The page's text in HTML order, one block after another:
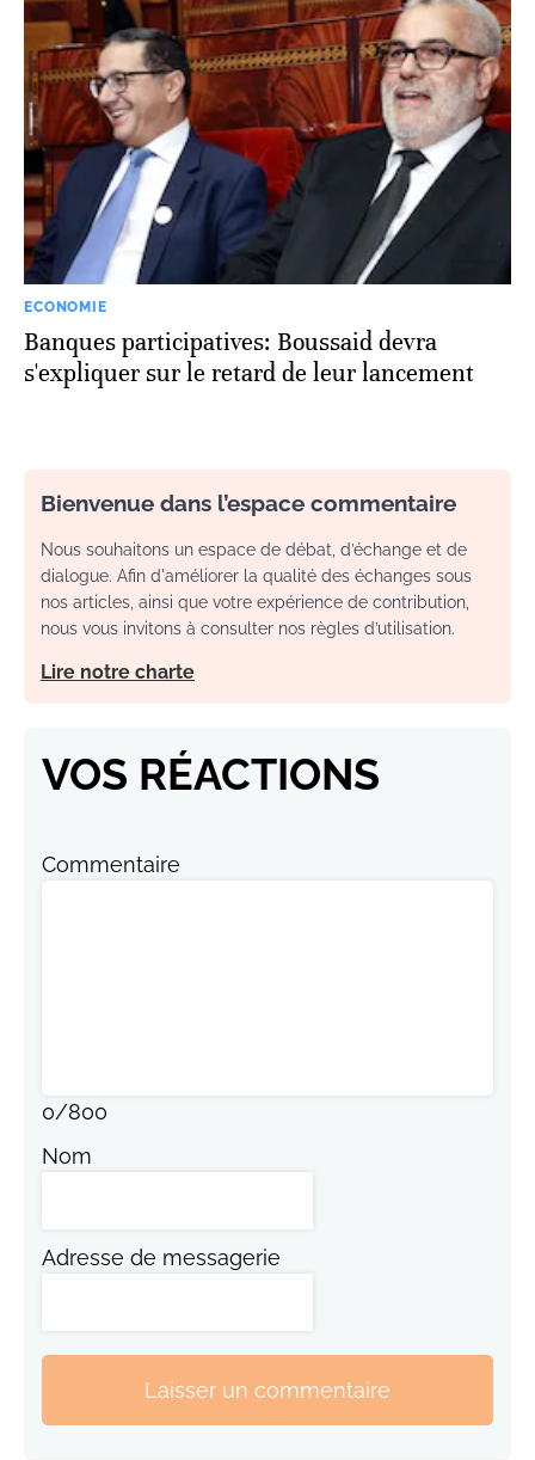
ECONOMIE
Banques participatives: Boussaid devra
s'expliquer sur le retard de leur lancement
Bienvenue dans l’espace commentaire
Nous souhaitons un espace de débat, d’échange et de
dialogue. Afin d'améliorer la qualité des échanges sous
nos articles, ainsi que votre expérience de contribution,
nous vous invitons à consulter nos règles d’utilisation.
Lire notre charte
VOS RÉACTIONS
Commentaire
0/800
Nom
Adresse de messagerie
Laisser un commentaire